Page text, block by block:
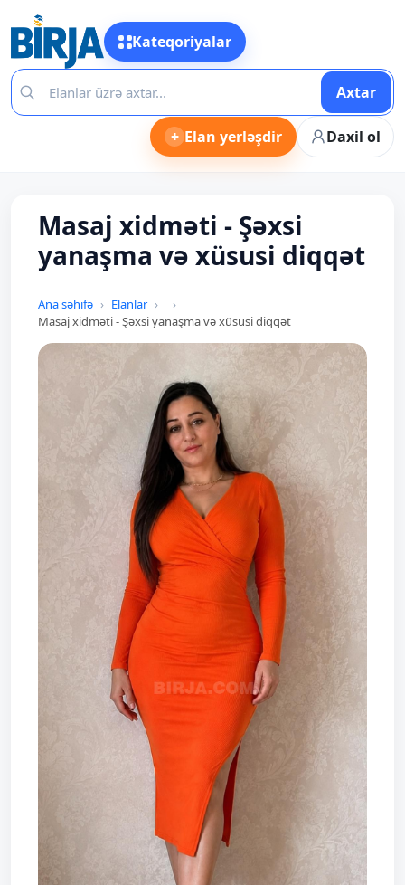
Kateqoriyalar
Axtar
+ Elan yerləşdir Daxil ol
Masaj xidməti - Şəxsi
yanaşma və xüsusi diqqət
Ana səhifə
Elanlar
Masaj xidməti - Şəxsi yanaşma və xüsusi diqqət